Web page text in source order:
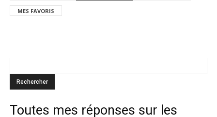
MES FAVORIS
Toutes mes réponses sur les